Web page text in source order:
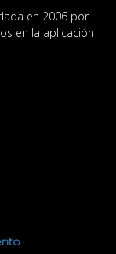
en 2006 por
en la aplicación